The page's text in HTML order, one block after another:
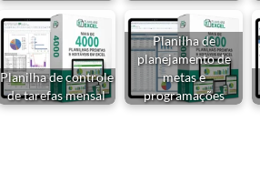
Planilha de controle
de tarefas mensal
Planilha de
planejamento de
metas e
programações